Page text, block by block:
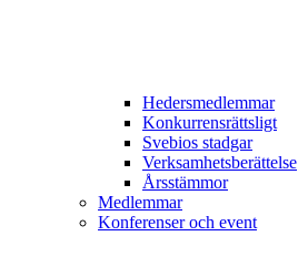
Hedersmedlemmar
Konkurrensrättsligt
Svebios stadgar
Verksamhetsberättelse
Årsstämmor
Medlemmar
Konferenser och event